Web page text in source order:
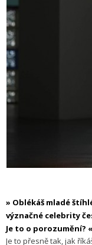
» Oblékáš mladé
význačné celebrity
Je to o porozumění? «
Je to přesně tak, jak